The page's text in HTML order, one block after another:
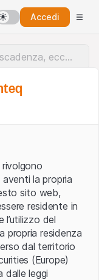
Accedi
la propria
sito web,
residente in
l’utilizzo del
propria residenza
dal territorio
(Europe)
dalle leggi